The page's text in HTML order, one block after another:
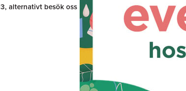
, alternativt besök oss